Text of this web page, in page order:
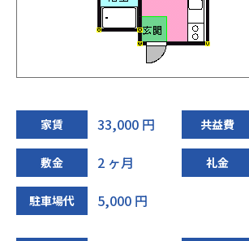
家賃 33,000 円 共益費
敷金 2 ヶ月 礼金
駐車場代 5,000 円